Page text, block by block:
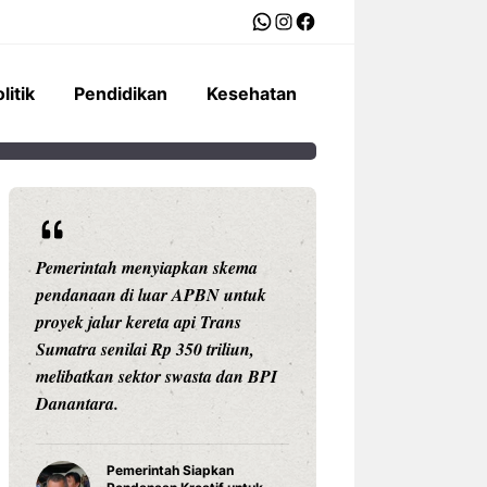
WhatsApp
Instagram
Facebook
Pendidikan Kesehatan
Pemerintah menyiapkan skema
pendanaan di luar APBN untuk
proyek jalur kereta api Trans
Sumatra senilai Rp 350 triliun,
melibatkan sektor swasta dan BPI
Danantara.
Pemerintah Siapkan